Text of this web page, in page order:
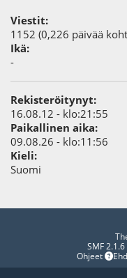
Viestit:
1152 (0,226 päivää
Ikä:
-
Rekisteröitynyt:
16.08.12 - klo:21:55
Paikallinen aika:
09.08.26 - klo:11:56
Kieli:
Suomi
SMF
Ohjeet